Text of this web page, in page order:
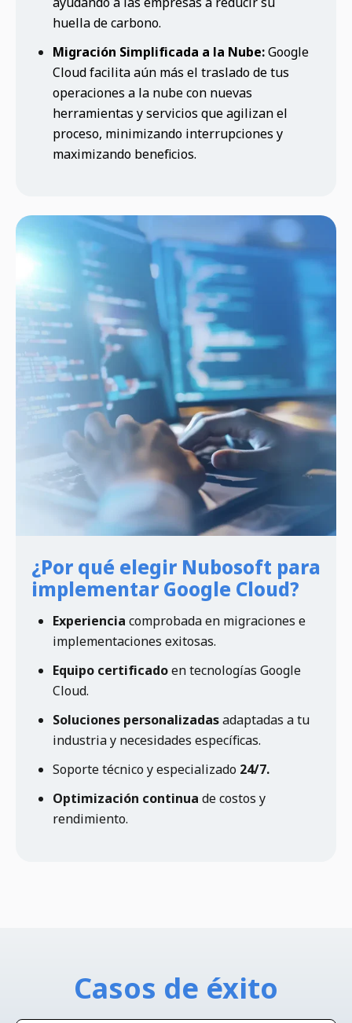
huella de carbono.
Migración Simplificada a la Nube:Google
Cloud facilita aún más el traslado de tus
operaciones a la nube con nuevas
herramientas y servicios que agilizan el
proceso, minimizando interrupciones y
maximizando beneficios.
¿Por qué elegir Nubosoft para
implementar Google Cloud?
Experiencia comprobada en migraciones e
implementaciones exitosas.
Equipo certificadoen tecnologías Google
Cloud.
Soluciones personalizadasadaptadas a tu
industria y necesidades específicas.
Soporte técnico y especializado 24/7.
Optimización continuade costos y
rendimiento.
Casos de éxito